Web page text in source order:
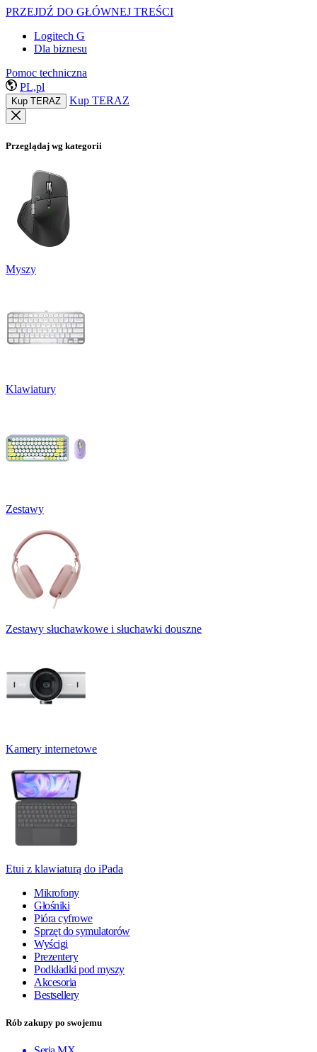
PRZEJDŹ DO GŁÓWNEJ TREŚCI
Logitech G
Dla biznesu
Pomoc techniczna
PL,pl
Kup TERAZ Kup TERAZ
Przeglądaj wg kategorii
Myszy
Klawiatury
Zestawy
Zestawy słuchawkowe i słuchawki douszne
Kamery internetowe
Etui z klawiaturą do iPada
Mikrofony
Głośniki
Pióra cyfrowe
Sprzęt do symulatorów
Wyścigi
Prezentery
Podkładki pod myszy
Akcesoria
Bestsellery
Rób zakupy po swojemu